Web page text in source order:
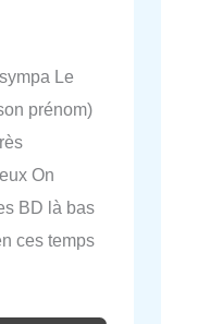
Le
prénom)
On
BD là bas
ces temps